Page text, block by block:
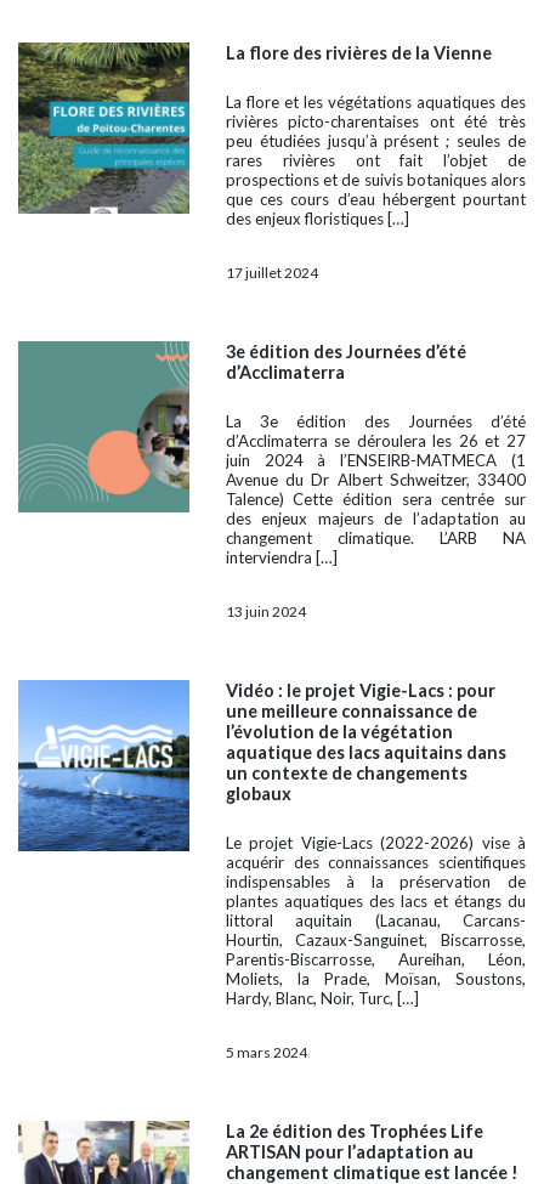
La flore des rivières de la Vienne
La flore et les végétations aquatiques des
rivières picto-charentaises ont été très
peu étudiées jusqu’à présent ; seules de
rares rivières ont fait l’objet de
prospections et de suivis botaniques alors
que ces cours d’eau hébergent pourtant
des enjeux floristiques […]
17 juillet 2024
3e édition des Journées d’été
d’Acclimaterra
La 3e édition des Journées d’été
d’Acclimaterra se déroulera les 26 et 27
juin 2024 à l’ENSEIRB-MATMECA (1
Avenue du Dr Albert Schweitzer, 33400
Talence) Cette édition sera centrée sur
des enjeux majeurs de l’adaptation au
changement climatique. L’ARB NA
interviendra […]
13 juin 2024
Vidéo : le projet Vigie-Lacs : pour
une meilleure connaissance de
l’évolution de la végétation
aquatique des lacs aquitains dans
un contexte de changements
globaux
Le projet Vigie-Lacs (2022-2026) vise à
acquérir des connaissances scientifiques
indispensables à la préservation de
plantes aquatiques des lacs et étangs du
littoral aquitain (Lacanau, Carcans-
Hourtin, Cazaux-Sanguinet, Biscarrosse,
Parentis-Biscarrosse, Aureihan, Léon,
Moliets, la Prade, Moïsan, Soustons,
Hardy, Blanc, Noir, Turc, […]
5 mars 2024
La 2e édition des Trophées Life
ARTISAN pour l’adaptation au
changement climatique est lancée !